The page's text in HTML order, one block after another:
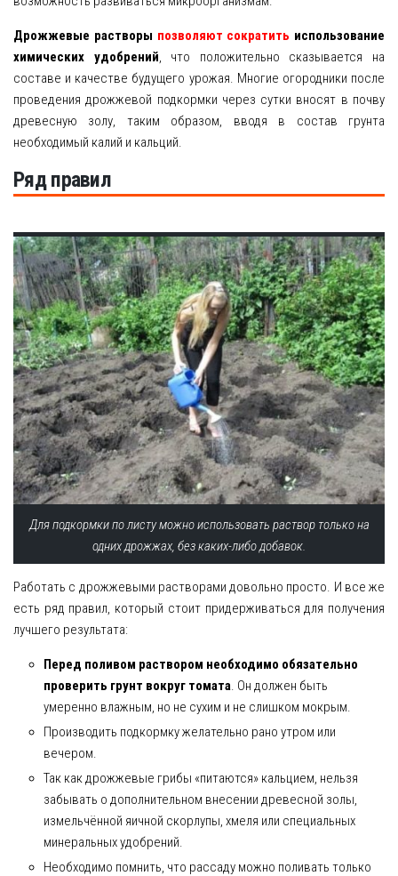
Дрожжевые растворы позволяют сократить использование
химических удобрений, что положительно сказывается на
составе и качестве будущего урожая. Многие огородники после
проведения дрожжевой подкормки через сутки вносят в почву
древесную золу, таким образом, вводя в состав грунта
необходимый калий и кальций.
Ряд правил
Для подкормки по листу можно использовать раствор только на
одних дрожжах, без каких-либо добавок.
Работать с дрожжевыми растворами довольно просто. И все же
есть ряд правил, который стоит придерживаться для получения
лучшего результата:
Перед поливом раствором необходимо обязательно
проверить грунт вокруг томата. Он должен быть
умеренно влажным, но не сухим и не слишком мокрым.
Производить подкормку желательно рано утром или
вечером.
Так как дрожжевые грибы «питаются» кальцием, нельзя
забывать о дополнительном внесении древесной золы,
измельчённой яичной скорлупы, хмеля или специальных
минеральных удобрений.
Необходимо помнить, что рассаду можно поливать только